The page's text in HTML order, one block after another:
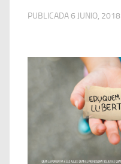
PUBLICADA6 JUNIO, 2018